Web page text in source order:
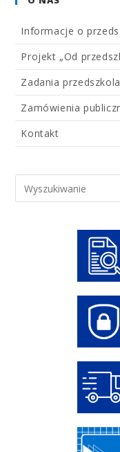
Informacje o
Projekt „Od
Zadania przedszkola
Zamówienia
Kontakt